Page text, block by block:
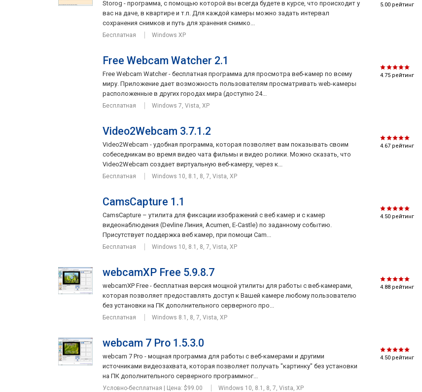
прикрепленными mjpeg-видео и jpeg-
"Расписание" для настройки времени работы
модулей.
(видео или аудио), с возможностью хранения архива
до 5 дней. Кроме того, доступно управление
программой только с компьютера, на котором она
установлена.
Доступен удаленный доступ. Указанные настройки
действительны в течение 1 часа с момента
последнего изменения.
5.00 рейтинг
Storog - программа, с помощью которой вы всегда будете в курсе, что происходит у
вас на даче, в квартире и т.п. Для каждой камеры можно задать интервал
сохранения снимков и путь для хранения снимко...
Бесплатная Windows XP
4.75 рейтинг
Free Webcam Watcher 2.1
Free Webcam Watcher - бесплатная программа для просмотра веб-камер по всему
миру. Приложение дает возможность пользователям просматривать web-камеры
расположенные в других городах мира (доступно 24...
Бесплатная Windows 7, Vista, XP
4.67 рейтинг
Video2Webcam 3.7.1.2
Video2Webcam - удобная программа, которая позволяет вам показывать своим
собеседникам во время видео чата фильмы и видео ролики. Можно сказать, что
Video2Webcam создает виртуальную веб-камеру, через к...
Бесплатная Windows 10, 8.1, 8, 7, Vista, XP
4.50 рейтинг
CamsCapture 1.1
CamsCapture – утилита для фиксации изображений с веб камер и с камер
видеонаблюдения (Devline Линия, Acumen, E-Castle) по заданному событию.
Присутствует поддержка веб камер, при помощи Cam...
Бесплатная Windows 10, 8.1, 8, 7, Vista, XP
4.88 рейтинг
webcamXP Free 5.9.8.7
webcamXP Free - бесплатная версия мощной утилиты для работы с веб-камерами,
которая позволяет предоставлять доступ к Вашей камере любому пользователю
без установки на ПК дополнительного серверного про...
Бесплатная Windows 8.1, 8, 7, Vista, XP
4.50 рейтинг
webcam 7 Pro 1.5.3.0
webcam 7 Pro - мощная программа для работы с веб-камерами и другими
источниками видеозахвата, которая позволяет получать "картинку" без установки
на ПК дополнительного серверного программног...
Условно-бесплатная | Цена: $99.00 Windows 10, 8.1, 8, 7, Vista, XP